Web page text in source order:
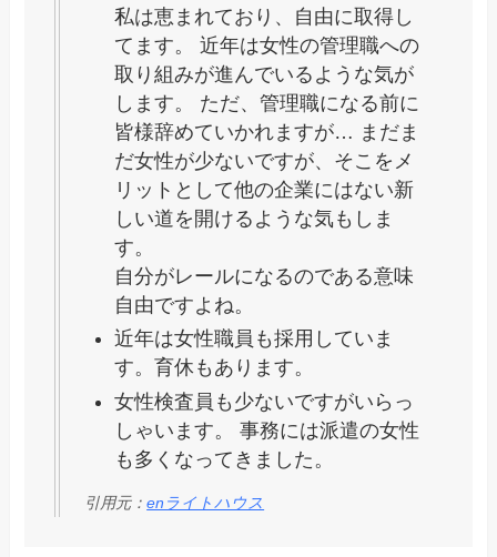
私は恵まれており、自由に取得し
てます。 近年は女性の管理職への
取り組みが進んでいるような気が
します。 ただ、管理職になる前に
皆様辞めていかれますが… まだま
だ女性が少ないですが、そこをメ
リットとして他の企業にはない新
しい道を開けるような気もしま
す。
自分がレールになるのである意味
自由ですよね。
近年は女性職員も採用していま
す。育休もあります。
女性検査員も少ないですがいらっ
しゃいます。 事務には派遣の女性
も多くなってきました。
引用元：enライトハウス